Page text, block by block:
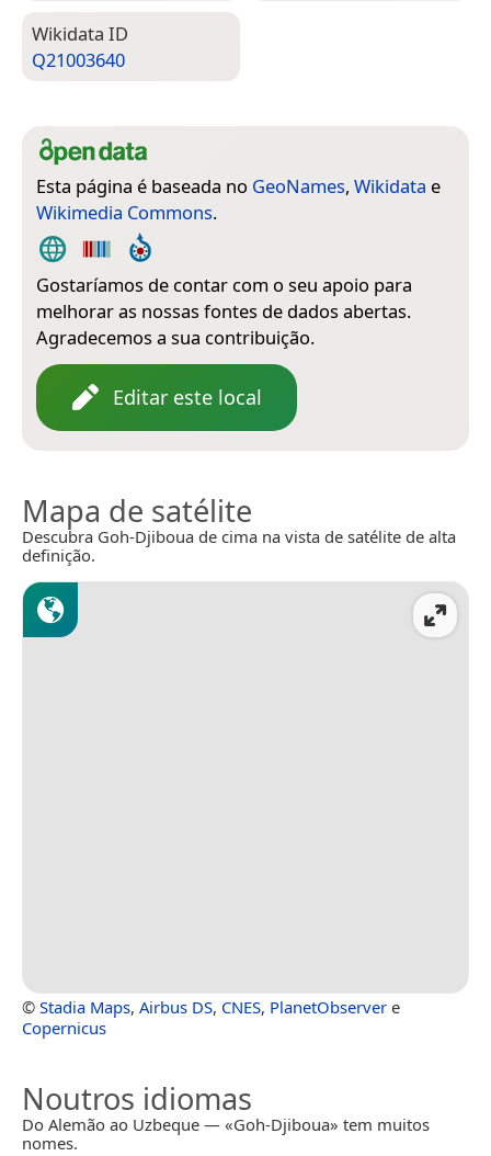
Wiki­data ID
Q21003640
Esta página é baseada no GeoNames, Wikidata e
Wikimedia Commons.
Gostaríamos de contar com o seu apoio para
melhorar as nossas fontes de dados abertas.
Agradecemos a sua contribuição.
Editar este local
Mapa de satélite
Descubra Goh-Djiboua de cima na vista de satélite de alta
definição.
© Stadia Maps, Airbus DS, CNES, PlanetObserver e
Copernicus
Noutros idiomas
Do Alemão ao Uzbeque — «Goh-Djiboua» tem muitos
nomes.